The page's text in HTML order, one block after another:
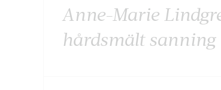
Anne-Marie
hårdsmält sanning